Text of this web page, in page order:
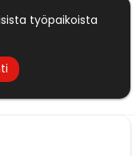
työpaikoista